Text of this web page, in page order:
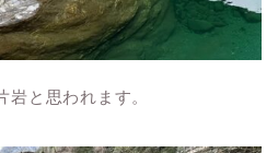
岩と思われます。